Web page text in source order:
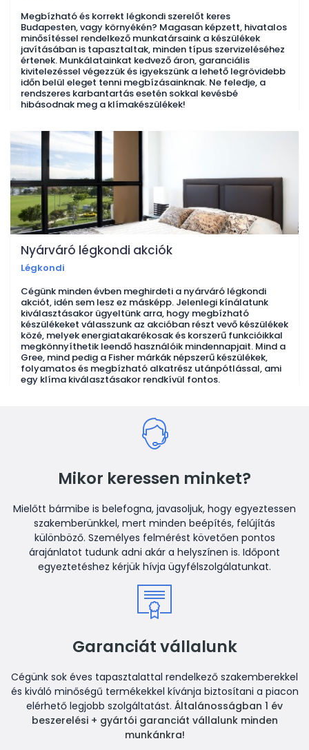
Megbízható és korrekt légkondi szerelőt keres
Budapesten, vagy környékén? Magasan képzett, hivatalos
minősítéssel rendelkező munkatársaink a készülékek
javításában is tapasztaltak, minden típus szervizeléséhez
értenek. Munkálatainkat kedvező áron, garanciális
kivitelezéssel végezzük és igyekszünk a lehető legrövidebb
időn belül eleget tenni megbízásainknak. Ne feledje, a
rendszeres karbantartás esetén sokkal kevésbé
hibásodnak meg a klímakészülékek!
Nyárváró légkondi akciók
Légkondi
Cégünk minden évben meghirdeti a nyárváró légkondi
akciót, idén sem lesz ez másképp. Jelenlegi kínálatunk
kiválasztásakor ügyeltünk arra, hogy megbízható
készülékeket válasszunk az akcióban részt vevő készülékek
közé, melyek energiatakarékosak és korszerű funkcióikkal
megkönnyíthetik leendő használóik mindennapjait. Mind a
Gree, mind pedig a Fisher márkák népszerű készülékek,
folyamatos és megbízható alkatrész utánpótlással, ami
egy klíma kiválasztásakor rendkívül fontos.
Mikor keressen minket?
Mielőtt bármibe is belefogna, javasoljuk, hogy egyeztessen
szakemberünkkel, mert minden beépítés, felújítás
különböző. Személyes felmérést követően pontos
árajánlatot tudunk adni akár a helyszínen is. Időpont
egyeztetéshez kérjük hívja ügyfélszolgálatunkat.
Garanciát vállalunk
Cégünk sok éves tapasztalattal rendelkező szakemberekkel
és kiváló minőségű termékekkel kívánja biztosítani a piacon
elérhető legjobb szolgáltatást. Általánosságban 1 év
beszerelési + gyártói garanciát vállalunk minden
munkánkra!